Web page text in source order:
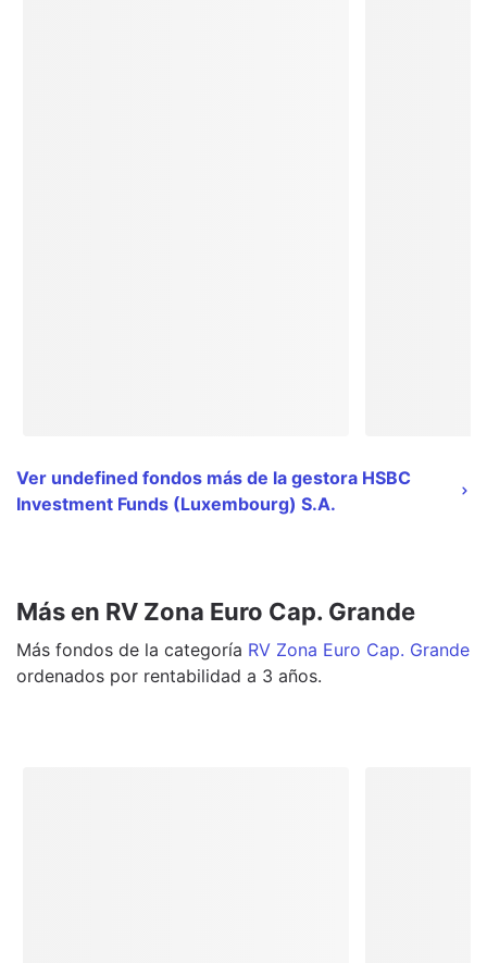
Ver undefined fondos más de la gestora HSBC
Investment Funds (Luxembourg) S.A.
Más en RV Zona Euro Cap. Grande
Más fondos de la categoría RV Zona Euro Cap. Grande
ordenados por rentabilidad a 3 años.